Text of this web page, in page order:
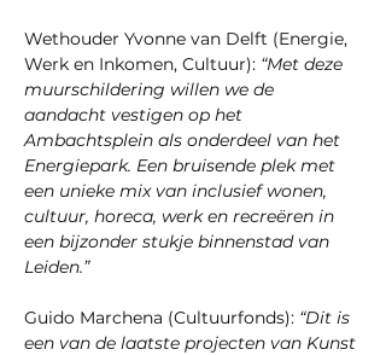
Wethouder Yvonne van Delft (Energie,
Werk en Inkomen, Cultuur): “Met deze
muurschildering willen we de
aandacht vestigen op het
Ambachtsplein als onderdeel van het
Energiepark. Een bruisende plek met
een unieke mix van inclusief wonen,
cultuur, horeca, werk en recreëren in
een bijzonder stukje binnenstad van
Leiden.”
Guido Marchena (Cultuurfonds): “Dit is
een van de laatste projecten van Kunst